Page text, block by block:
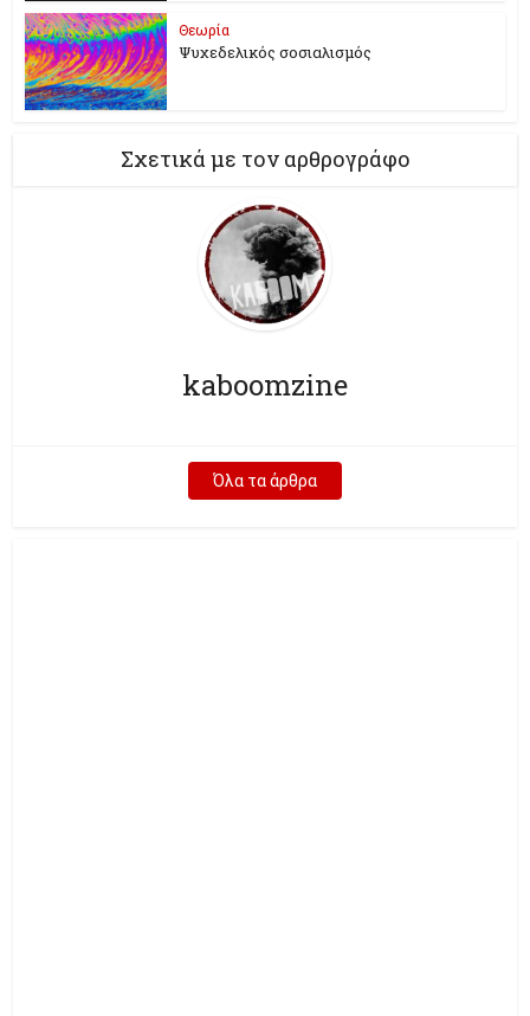
Θεωρία
Ψυχεδελικός σοσιαλισμός
Σχετικά με τον αρθρογράφο
kaboomzine
Όλα τα άρθρα